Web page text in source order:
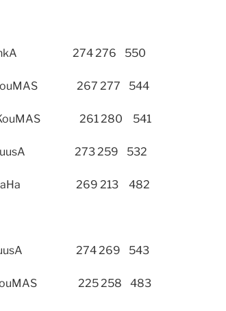
274 276 550
267 277 544
261 280 541
273 259 532
269 213 482
274 269 543
225 258 483